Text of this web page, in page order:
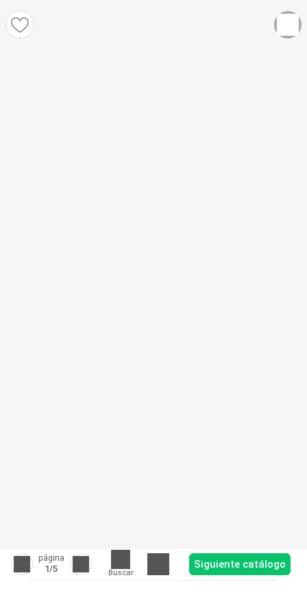
página
1/5 Buscar
Siguiente catálogo